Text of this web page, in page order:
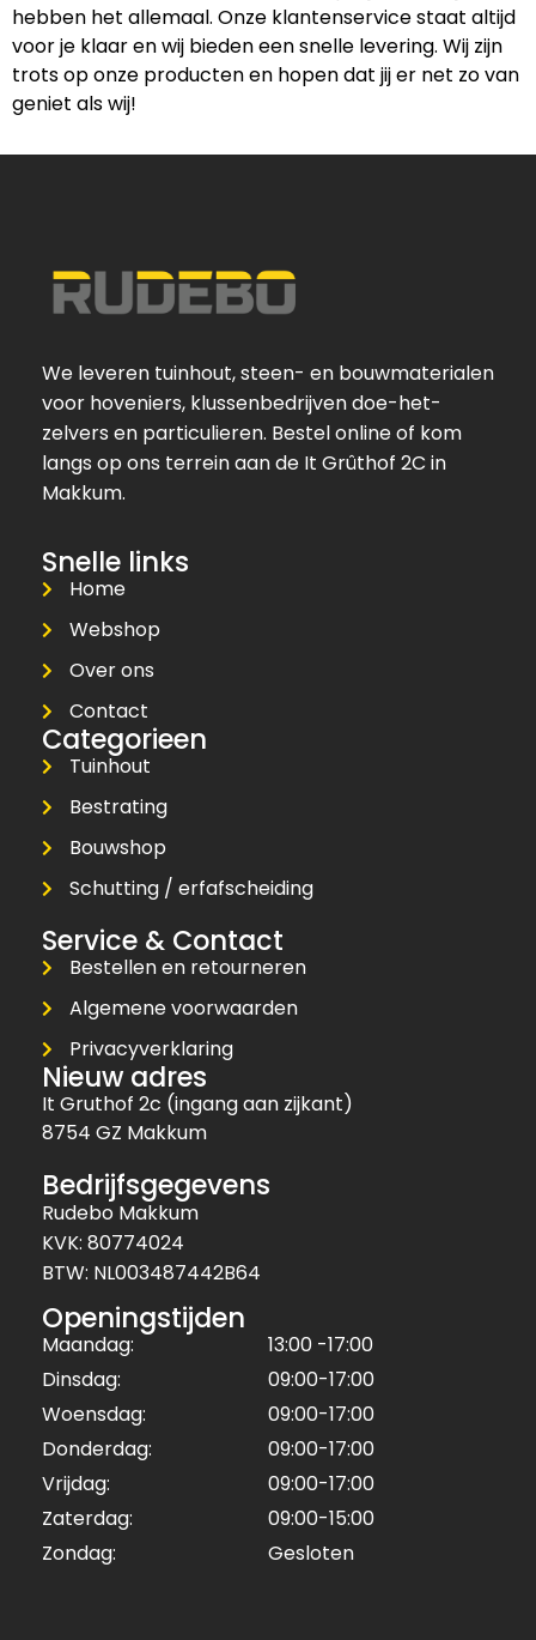
hebben het allemaal. Onze klantenservice staat altijd
voor je klaar en wij bieden een snelle levering. Wij zijn
trots op onze producten en hopen dat jij er net zo van
geniet als wij!
We leveren tuinhout, steen- en bouwmaterialen
voor hoveniers, klussenbedrijven doe-het-
zelvers en particulieren. Bestel online of kom
langs op ons terrein aan de It Grûthof 2C in
Makkum.
Snelle links
Home
Webshop
Over ons
Contact
Categorieen
Tuinhout
Bestrating
Bouwshop
Schutting / erfafscheiding
Service & Contact
Bestellen en retourneren
Algemene voorwaarden
Privacyverklaring
Nieuw adres
It Gruthof 2c (ingang aan zijkant)
8754 GZ Makkum
Bedrijfsgegevens
Rudebo Makkum
KVK: 80774024
BTW: NL003487442B64
Openingstijden
Maandag:
13:00 -17:00
Dinsdag:
09:00-17:00
Woensdag:
09:00-17:00
Donderdag:
09:00-17:00
Vrijdag:
09:00-17:00
Zaterdag:
09:00-15:00
Zondag:
Gesloten